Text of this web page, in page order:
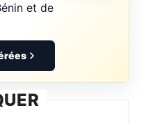
et de